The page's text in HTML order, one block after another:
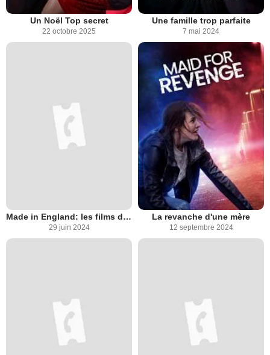
Un Noël Top secret
22 octobre 2025
Une famille trop parfaite
7 mai 2024
Made in England: les films de Powell et Pressburger
29 juin 2024
La revanche d'une mère
12 septembre 2024